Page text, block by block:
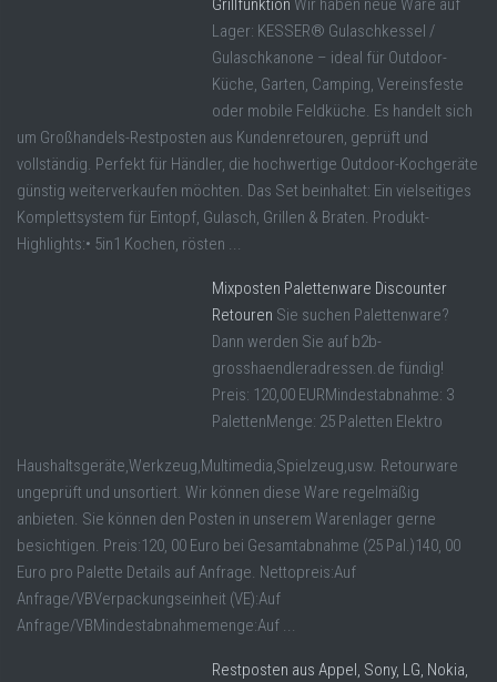
Grillfunktion Wir haben neue Ware auf
Lager: KESSER® Gulaschkessel /
Gulaschkanone – ideal für Outdoor-
Küche, Garten, Camping, Vereinsfeste
oder mobile Feldküche. Es handelt sich
um Großhandels-Restposten aus Kundenretouren, geprüft und
vollständig. Perfekt für Händler, die hochwertige Outdoor-Kochgeräte
günstig weiterverkaufen möchten. Das Set beinhaltet: Ein vielseitiges
Komplettsystem für Eintopf, Gulasch, Grillen & Braten. Produkt-
Highlights:• 5in1 Kochen, rösten ...
Mixposten Palettenware Discounter
Retouren Sie suchen Palettenware?
Dann werden Sie auf b2b-
grosshaendleradressen.de fündig!
Preis: 120,00 EURMindestabnahme: 3
PalettenMenge: 25 Paletten Elektro
Haushaltsgeräte,Werkzeug,Multimedia,Spielzeug,usw. Retourware
ungeprüft und unsortiert. Wir können diese Ware regelmäßig
anbieten. Sie können den Posten in unserem Warenlager gerne
besichtigen. Preis:120, 00 Euro bei Gesamtabnahme (25 Pal.)140, 00
Euro pro Palette Details auf Anfrage. Nettopreis:Auf
Anfrage/VBVerpackungseinheit (VE):Auf
Anfrage/VBMindestabnahmemenge:Auf ...
Restposten aus Appel, Sony, LG, Nokia,